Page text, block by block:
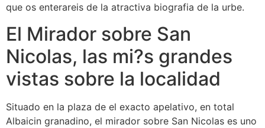
que os enterareis de la atractiva biografia de la urbe.
El Mirador sobre San
Nicolas, las mi?s grandes
vistas sobre la localidad
Situado en la plaza de el exacto apelativo, en total
Albaicin granadino, el mirador sobre San Nicolas es uno